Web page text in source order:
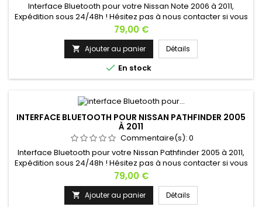
Interface Bluetooth pour votre Nissan Note 2006 à 2011,
Expédition sous 24/48h ! Hésitez pas à nous contacter si vous
avez une question !
Prix
79,00 €
 Ajouter au panier Détails
 En stock
INTERFACE BLUETOOTH POUR NISSAN PATHFINDER 2005
À 2011
Commentaire(s): 0
Interface Bluetooth pour votre Nissan Pathfinder 2005 à 2011,
Expédition sous 24/48h ! Hésitez pas à nous contacter si vous
avez une question !
Prix
79,00 €
 Ajouter au panier Détails